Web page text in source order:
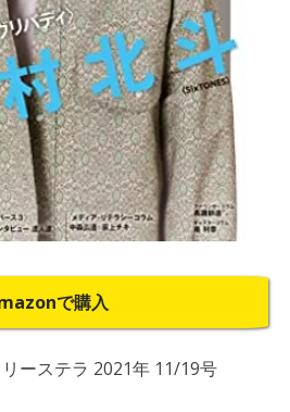
で購入
ーステラ 2021年 11/19号